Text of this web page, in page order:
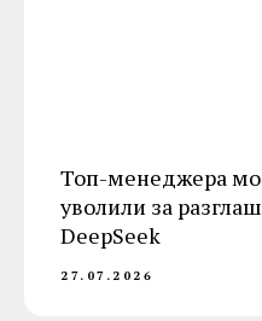
Топ-менеджера
уволили за
DeepSeek
27.07.2026